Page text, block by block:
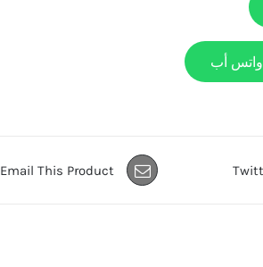
واتس أب
Email This Product